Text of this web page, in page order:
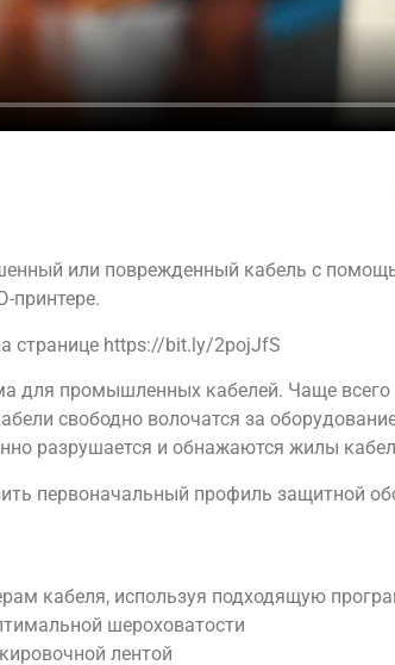
или поврежденный кабель с
принтере.
странице https://bit.ly/2pojJfS
для промышленных кабелей. Чаще всего
свободно волочатся за
разрушается и обнажаются жилы
первоначальный профиль защитной
кабеля, используя подходящую
шероховатости
лентой